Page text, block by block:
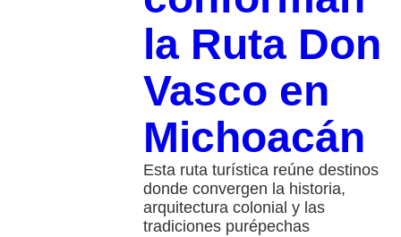
la Ruta Don
Vasco en
Michoacán
Esta ruta turística reúne destinos
donde convergen la historia,
arquitectura colonial y las
tradiciones purépechas